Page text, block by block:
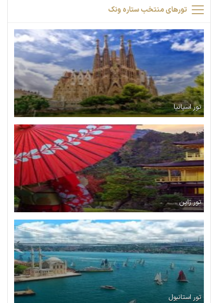
تورهای منتخب ستاره ونک
تور اسپانیا
تور ژاپن
تور استانبول